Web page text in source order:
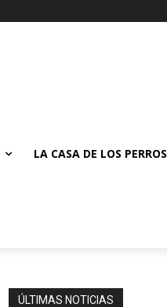
LA CASA DE LOS PERROS
ÚLTIMAS NOTICIAS